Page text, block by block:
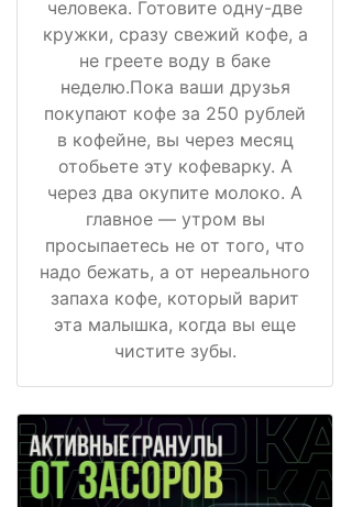
человека. Готовите одну-две
кружки, сразу свежий кофе, а
не греете воду в баке
неделю.Пока ваши друзья
покупают кофе за 250 рублей
в кофейне, вы через месяц
отобьете эту кофеварку. А
через два окупите молоко. А
главное — утром вы
просыпаетесь не от того, что
надо бежать, а от нереального
запаха кофе, который варит
эта малышка, когда вы еще
чистите зубы.